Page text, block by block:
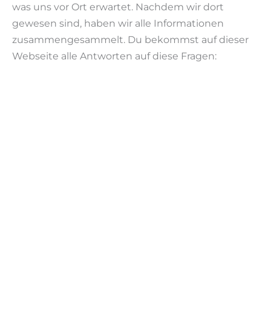
was uns vor Ort erwartet. Nachdem wir dort
gewesen sind, haben wir alle Informationen
zusammengesammelt. Du bekommst auf dieser
Webseite alle Antworten auf diese Fragen: